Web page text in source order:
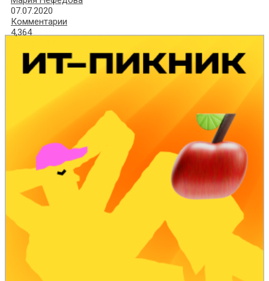
07.07.2020
Комментарии
4,364